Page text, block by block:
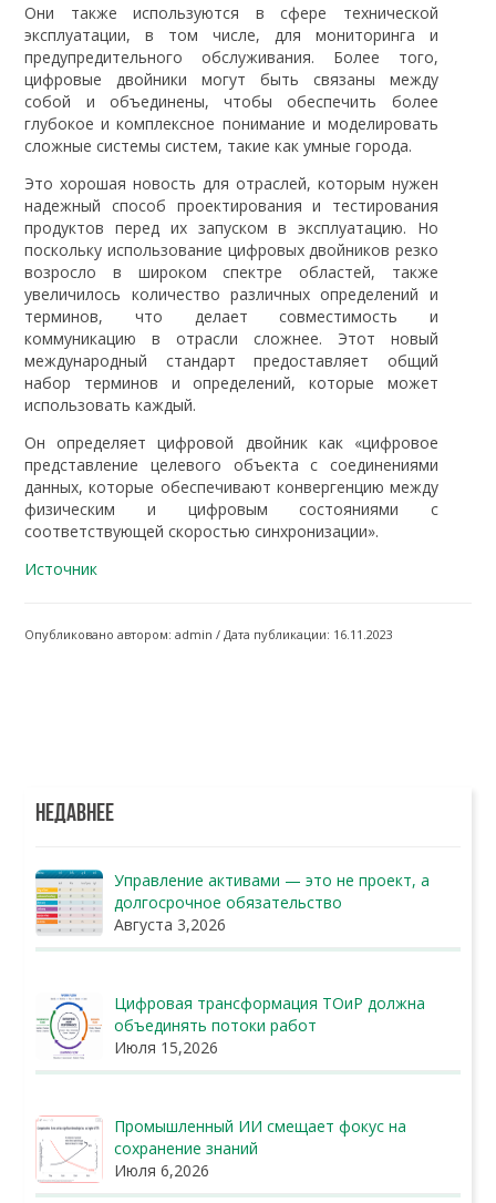
Они также используются в сфере технической
эксплуатации, в том числе, для мониторинга и
предупредительного обслуживания. Более того,
цифровые двойники могут быть связаны между
собой и объединены, чтобы обеспечить более
глубокое и комплексное понимание и моделировать
сложные системы систем, такие как умные города.
Это хорошая новость для отраслей, которым нужен
надежный способ проектирования и тестирования
продуктов перед их запуском в эксплуатацию. Но
поскольку использование цифровых двойников резко
возросло в широком спектре областей, также
увеличилось количество различных определений и
терминов, что делает совместимость и
коммуникацию в отрасли сложнее. Этот новый
международный стандарт предоставляет общий
набор терминов и определений, которые может
использовать каждый.
Он определяет цифровой двойник как «цифровое
представление целевого объекта с соединениями
данных, которые обеспечивают конвергенцию между
физическим и цифровым состояниями с
соответствующей скоростью синхронизации».
Источник
Опубликовано автором: admin / Дата публикации: 16.11.2023
НЕДАВНЕЕ
Управление активами — это не проект, а
долгосрочное обязательство
Августа 3,2026
Цифровая трансформация ТОиР должна
объединять потоки работ
Июля 15,2026
Промышленный ИИ смещает фокус на
сохранение знаний
Июля 6,2026